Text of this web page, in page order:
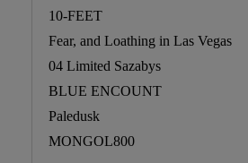
10-FEET
Fear, and Loathing in Las Vegas
04 Limited Sazabys
BLUE ENCOUNT
Paledusk
MONGOL800